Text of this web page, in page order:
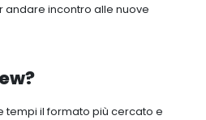
andare incontro alle nuove
tempi il formato più cercato e